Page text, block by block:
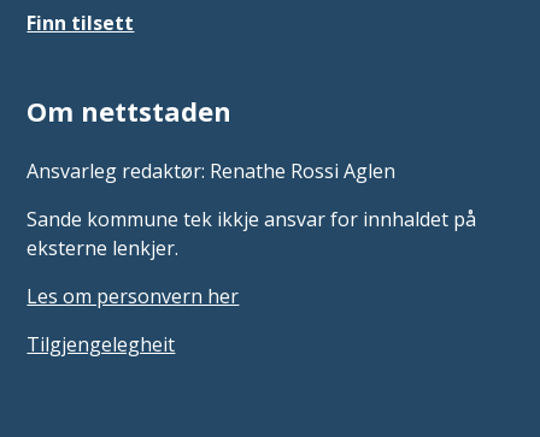
Finn tilsett
Om nettstaden
Ansvarleg redaktør: Renathe Rossi Aglen
Sande kommune tek ikkje ansvar for innhaldet på
eksterne lenkjer.
Les om personvern her
Tilgjengelegheit